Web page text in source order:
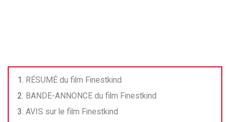
RÉSUMÉ du film Finestkind
BANDE-ANNONCE du film Finestkind
AVIS sur le film Finestkind